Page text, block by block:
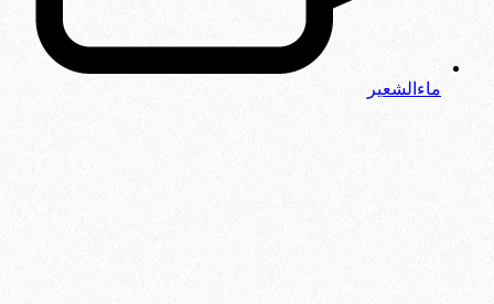
ماءالشعیر